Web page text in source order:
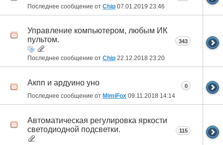
Последнее сообщение от Chip 07.01.2019 23:46
Управление компьютером, любым ИК
пультом.
Последнее сообщение от Chip 22.12.2018 23:20
343
Акпп и ардуино уно
Последнее сообщение от MimiFox 09.11.2018 14:14
0
Автоматическая регулировка яркости
светодиодной подсветки.
115